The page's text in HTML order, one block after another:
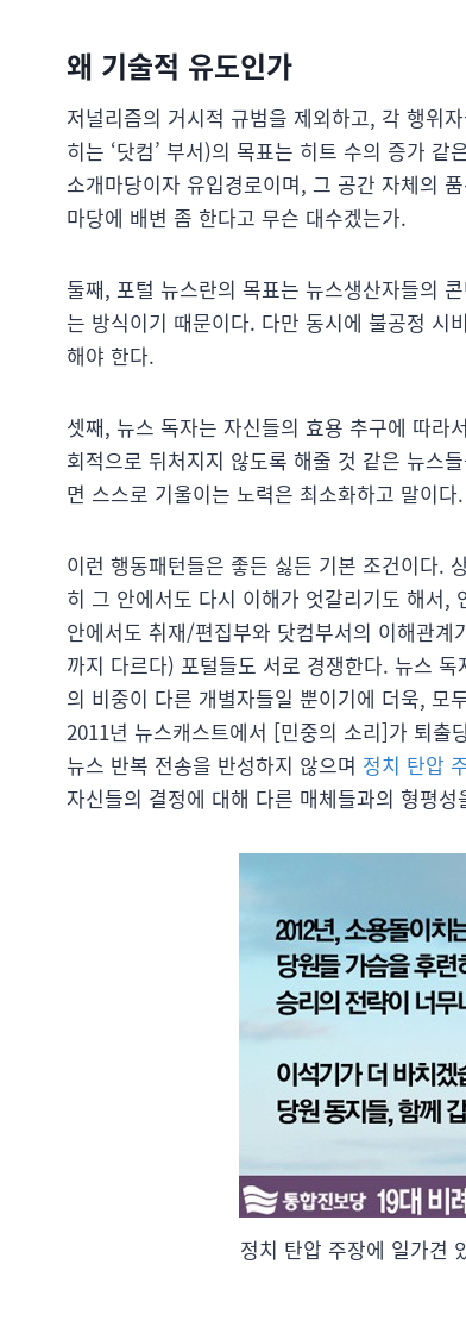
왜 기술적 유도인가
저널리즘의 거시적 규범을 제외하고, 각 행위
히는 ‘닷컴’ 부서)의 목표는 히트 수의 증가
소개마당이자 유입경로이며, 그 공간 자체의
마당에 배변 좀 한다고 무슨 대수겠는가.
둘째, 포털 뉴스란의 목표는 뉴스생산자들의
는 방식이기 때문이다. 다만 동시에 불공정 시
해야 한다.
셋째, 뉴스 독자는 자신들의 효용 추구에 따
회적으로 뒤처지지 않도록 해줄 것 같은 뉴스
면 스스로 기울이는 노력은 최소화하고 말이다.
이런 행동패턴들은 좋든 싫든 기본 조건이다.
히 그 안에서도 다시 이해가 엇갈리기도 해서,
안에서도 취재/편집부와 닷컴부서의 이해관
까지 다르다) 포털들도 서로 경쟁한다. 뉴스
의 비중이 다른 개별자들일 뿐이기에 더욱, 모
2011년 뉴스캐스트에서 [민중의 소리]가 퇴출
뉴스 반복 전송을 반성하지 않으며 정치 탄압
자신들의 결정에 대해 다른 매체들과의 형평
정치 탄압 주장에 일가견